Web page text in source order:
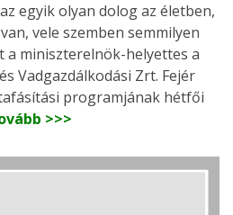
egyik olyan dolog az életben,
vele szemben semmilyen
a miniszterelnök-helyettes a
Vadgazdálkodási Zrt. Fejér
programjának hétfői
>>>